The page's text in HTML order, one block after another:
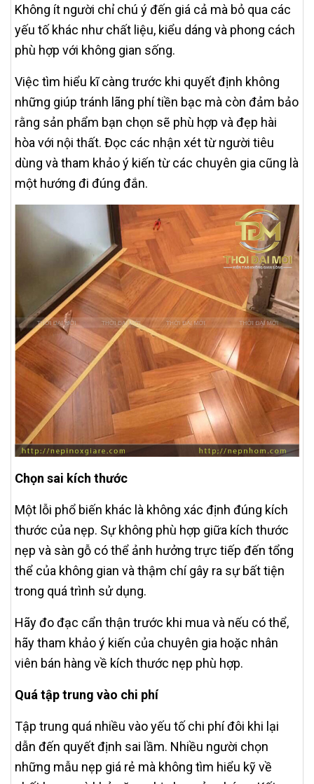
Không ít người chỉ chú ý đến giá cả mà bỏ qua các
yếu tố khác như chất liệu, kiểu dáng và phong cách
phù hợp với không gian sống.
Việc tìm hiểu kĩ càng trước khi quyết định không
những giúp tránh lãng phí tiền bạc mà còn đảm bảo
rằng sản phẩm bạn chọn sẽ phù hợp và đẹp hài
hòa với nội thất. Đọc các nhận xét từ người tiêu
dùng và tham khảo ý kiến từ các chuyên gia cũng là
một hướng đi đúng đắn.
Chọn sai kích thước
Một lỗi phổ biến khác là không xác định đúng kích
thước của nẹp. Sự không phù hợp giữa kích thước
nẹp và sàn gỗ có thể ảnh hưởng trực tiếp đến tổng
thể của không gian và thậm chí gây ra sự bất tiện
trong quá trình sử dụng.
Hãy đo đạc cẩn thận trước khi mua và nếu có thể,
hãy tham khảo ý kiến của chuyên gia hoặc nhân
viên bán hàng về kích thước nẹp phù hợp.
Quá tập trung vào chi phí
Tập trung quá nhiều vào yếu tố chi phí đôi khi lại
dẫn đến quyết định sai lầm. Nhiều người chọn
những mẫu nẹp giá rẻ mà không tìm hiểu kỹ về